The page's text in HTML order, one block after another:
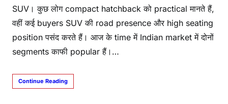
SUV। कुछ लोग compact hatchback को practical मानते हैं,
वहीं कई buyers SUV की road presence और high seating
position पसंद करते हैं। आज के time में Indian market में दोनों
segments काफी popular हैं।…
Continue Reading